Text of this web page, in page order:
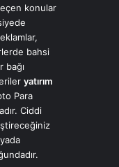
konular
bahsi
bağı
yatırım
Para
Ciddi